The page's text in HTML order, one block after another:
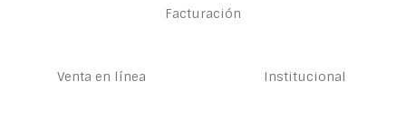
Facturación
Venta en línea Institucional